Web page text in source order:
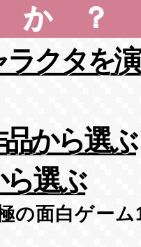
か？
クタを
から選ぶ
選ぶ
の面白ゲー